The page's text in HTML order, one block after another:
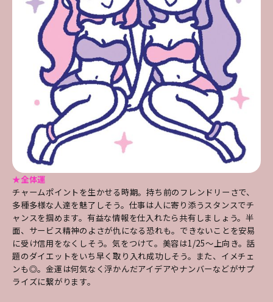
★全体運
チャームポイントを生かせる時期。持ち前のフレンドリーさで、
多種多様な人達を魅了しそう。仕事は人に寄り添うスタンスでチ
ャンスを掴めます。有益な情報を仕入れたら共有しましょう。半
面、サービス精神のよさが仇になる恐れも。できないことを安易
に受け信用をなくしそう。気をつけて。美容は1/25～上向き。話
題のダイエットをいち早く取り入れ成功しそう。また、イメチェ
ンも◎。金運は何気なく浮かんだアイデアやナンバーなどがサプ
ライズに繋がります。